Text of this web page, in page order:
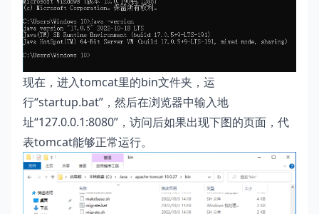
现在，进入tomcat里的bin文件夹，运
行“startup.bat”，然后在浏览器中输入地
址“127.0.0.1:8080”，访问后如果出现下图的页面，代
表tomcat能够正常运行。